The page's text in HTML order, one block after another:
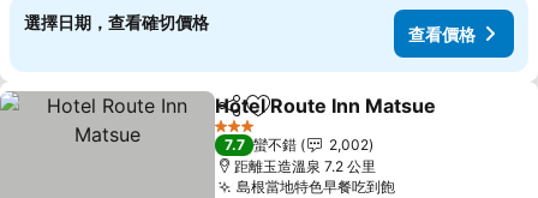
選擇日期，查看確切價格
查看價格
分享 加入我的最愛
Hotel Route Inn Matsue
3 星級
7.7 蠻不錯
2,002
距離玉造溫泉 7.2 公里
島根當地特色早餐吃到飽